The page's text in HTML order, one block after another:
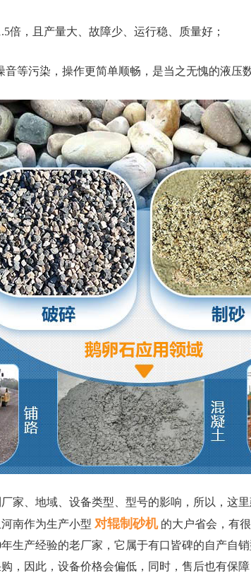
倍，且产量大、故障少、运行稳、质量好；
等污染，操作更简单顺畅，是当之无愧的液压
家、地域、设备类型、型号的影响，所以，这
南作为生产小型 对辊制砂机 的大户省会，有
生产经验的老厂家，它属于有口皆碑的自产自
，因此，设备价格会偏低，同时，售后也有保障